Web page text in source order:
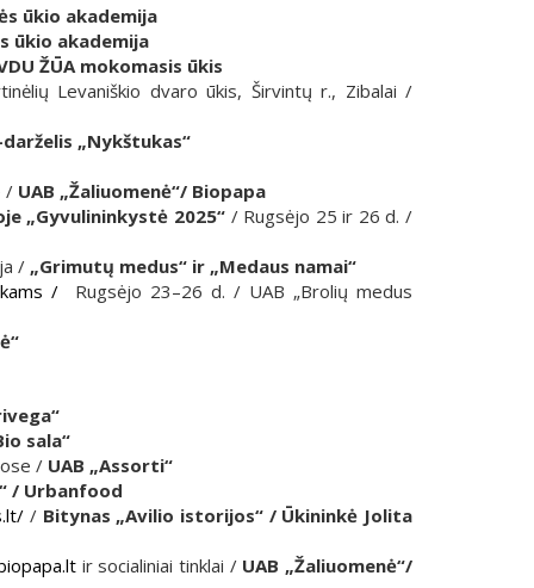
ūkio akademija
ūkio akademija
ŽŪA mokomasis ūkis
Levaniškio dvaro ūkis, Širvintų r., Zibalai /
„Nykštukas“
/ UAB „Žaliuomenė“/ Biopapa
„Gyvulininkystė 2025“ / Rugsėjo 25 ir 26 d. /
/ „Grimutų medus“ ir „Medaus namai“
/ Rugsėjo 23–26 d. / UAB „Brolių medus
sala“
/ UAB „Assorti“
/ Urbanfood
/ Bitynas „Avilio istorijos“ / Ūkininkė Jolita
ir socialiniai tinklai / UAB „Žaliuomenė“/